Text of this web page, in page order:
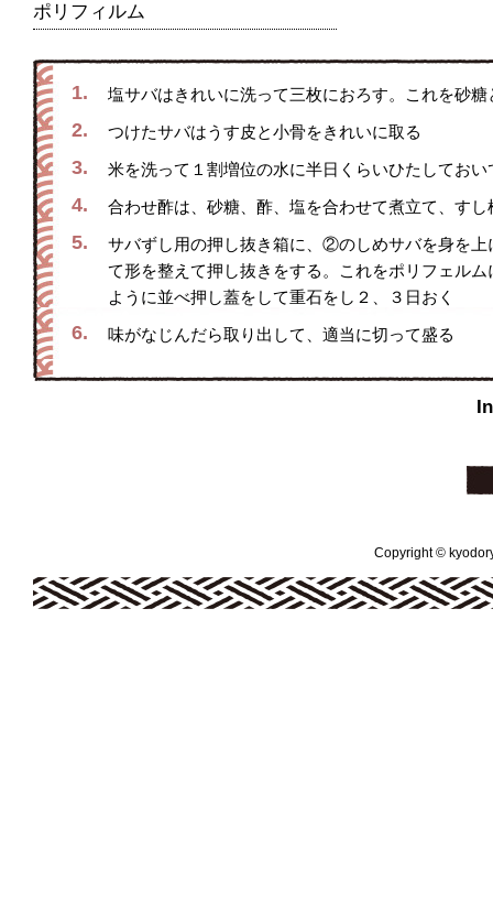
ポリフィルム
1. 塩サバはきれいに洗って三枚におろす。これを砂
2. つけたサバはうす皮と小骨をきれいに取る
3. 米を洗って１割増位の水に半日くらいひたしてお
4. 合わせ酢は、砂糖、酢、塩を合わせて煮立て、す
5.
サバずし用の押し抜き箱に、②のしめサバを身を
て形を整えて押し抜きをする。これをポリフェル
ように並べ押し蓋をして重石をし２、３日おく
6. 味がなじんだら取り出して、適当に切って盛る
Copyright ©